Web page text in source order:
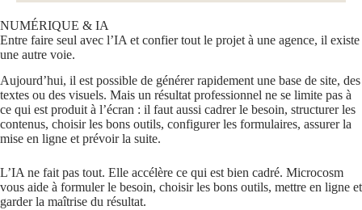
NUMÉRIQUE & IA
Entre faire seul avec l’IA et confier tout le projet à une agence, il existe
une autre voie.
Aujourd’hui, il est possible de générer rapidement une base de site, des
textes ou des visuels. Mais un résultat professionnel ne se limite pas à
ce qui est produit à l’écran : il faut aussi cadrer le besoin, structurer les
contenus, choisir les bons outils, configurer les formulaires, assurer la
mise en ligne et prévoir la suite.
L’IA ne fait pas tout. Elle accélère ce qui est bien cadré. Microcosm
vous aide à formuler le besoin, choisir les bons outils, mettre en ligne et
garder la maîtrise du résultat.